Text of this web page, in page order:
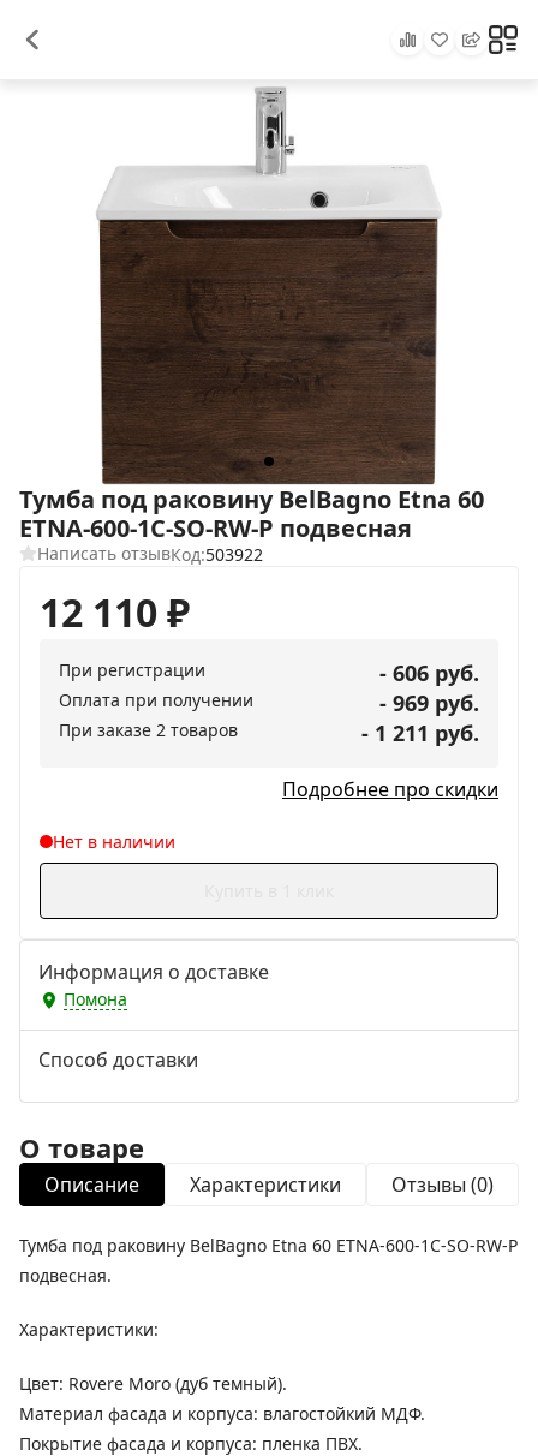
Тумба под раковину BelBagno Etna 60
ETNA-600-1C-SO-RW-P подвесная
Написать отзывКод:503922
12 110₽
При регистрации - 606 руб.
Оплата при получении - 969 руб.
При заказе 2 товаров - 1 211 руб.
Подробнее про скидки
Нет в наличии
Информация о доставке
Помона
Способ доставки
О товаре
Описание Характеристики Отзывы (0)
Тумба под раковину BelBagno Etna 60 ETNA-600-1C-SO-RW-P
подвесная.
Характеристики:
Цвет: Rovere Moro (дуб темный).
Материал фасада и корпуса: влагостойкий МДФ.
Покрытие фасада и корпуса: пленка ПВХ.